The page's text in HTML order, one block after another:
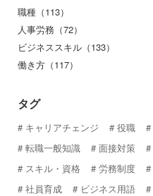
職種（113）
人事労務（72）
ビジネススキル（133）
働き方（117）
タグ
キャリアチェンジ 役職
転職一般知識
面接対策
スキル・資格
労務制度
社員育成
ビジネス用語